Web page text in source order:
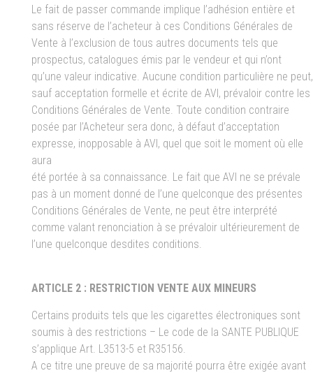
Le fait de passer commande implique l’adhésion entière et
sans réserve de l’acheteur à ces Conditions Générales de
Vente à l’exclusion de tous autres documents tels que
prospectus, catalogues émis par le vendeur et qui n’ont
qu’une valeur indicative. Aucune condition particulière ne peut,
sauf acceptation formelle et écrite de AVI, prévaloir contre les
Conditions Générales de Vente. Toute condition contraire
posée par l’Acheteur sera donc, à défaut d’acceptation
expresse, inopposable à AVI, quel que soit le moment où elle
aura
été portée à sa connaissance. Le fait que AVI ne se prévale
pas à un moment donné de l’une quelconque des présentes
Conditions Générales de Vente, ne peut être interprété
comme valant renonciation à se prévaloir ultérieurement de
l’une quelconque desdites conditions.
ARTICLE 2 : RESTRICTION VENTE AUX MINEURS
Certains produits tels que les cigarettes électroniques sont
soumis à des restrictions – Le code de la SANTE PUBLIQUE
s’applique Art. L3513-5 et R35156.
A ce titre une preuve de sa majorité pourra être exigée avant